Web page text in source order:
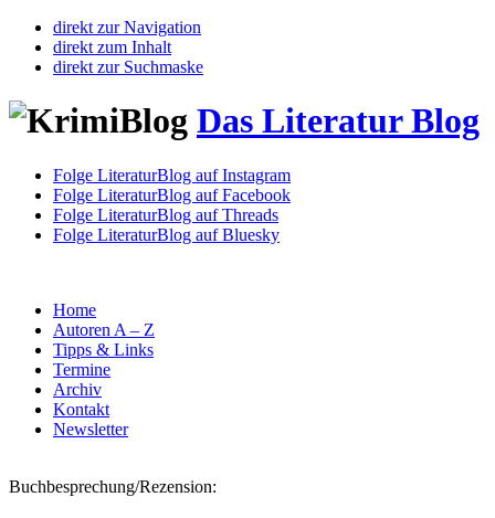
direkt zur Navigation
direkt zum Inhalt
direkt zur Suchmaske
Das Literatur Blog
Folge LiteraturBlog auf Instagram
Folge LiteraturBlog auf Facebook
Folge LiteraturBlog auf Threads
Folge LiteraturBlog auf Bluesky
Home
Autoren A – Z
Tipps & Links
Termine
Archiv
Kontakt
Newsletter
Buchbesprechung/Rezension: